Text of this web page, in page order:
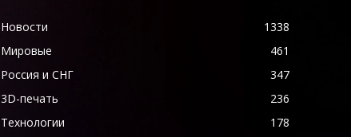
Новости
1338
Мировые
461
Россия и СНГ
347
3D-печать
236
Технологии
178